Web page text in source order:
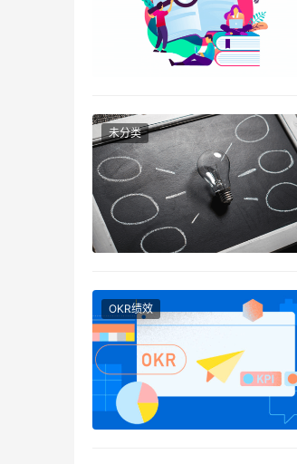
未分类
OKR绩效